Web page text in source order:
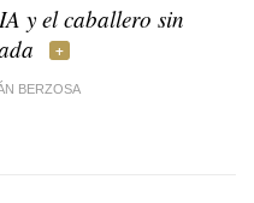
y el caballero sin
BERZOSA